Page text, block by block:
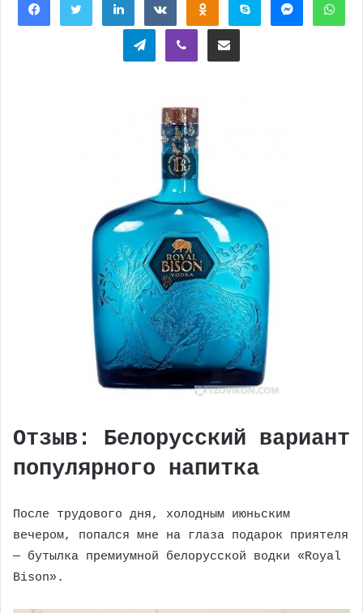
TelegramViber Поделиться через электронную почту
Отзыв: Белорусский вариант
популярного напитка
После трудового дня, холодным июньским
вечером, попался мне на глаза подарок приятеля
— бутылка премиумной белорусской водки «Royal
Bison».